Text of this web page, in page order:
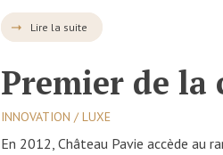
Lire la suite
Premier de la
INNOVATION / LUXE
En 2012, Château Pavie accède au